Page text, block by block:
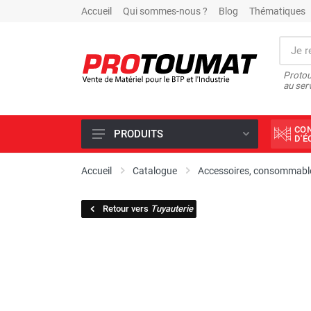
Accueil Qui sommes-nous ? Blog Thématiques
au
PROMOTIONS D'USINE
SCIAGE ET FORAGE
PRODUITS
Accueil Catalogue Accessoires,
Retour vers Tuyauterie